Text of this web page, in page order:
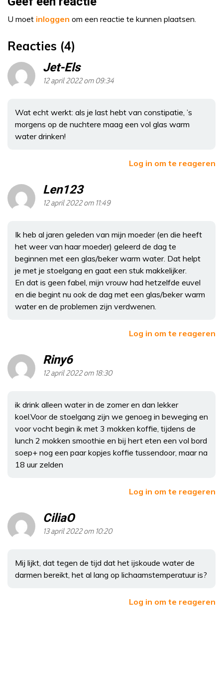
U moet inloggen om een reactie te kunnen plaatsen.
Reacties (4)
Jet-Els
12 april 2022 om 09:34
Wat echt werkt: als je last hebt van constipatie, ’s
morgens op de nuchtere maag een vol glas warm
water drinken!
Log in om te reageren
Len123
12 april 2022 om 11:49
Ik heb al jaren geleden van mijn moeder (en die heeft
het weer van haar moeder) geleerd de dag te
beginnen met een glas/beker warm water. Dat helpt
je met je stoelgang en gaat een stuk makkelijker.
En dat is geen fabel, mijn vrouw had hetzelfde euvel
en die begint nu ook de dag met een glas/beker warm
water en de problemen zijn verdwenen.
Log in om te reageren
Riny6
12 april 2022 om 18:30
ik drink alleen water in de zomer en dan lekker
koel.Voor de stoelgang zijn we genoeg in beweging en
voor vocht begin ik met 3 mokken koffie, tijdens de
lunch 2 mokken smoothie en bij hert eten een vol bord
soep+ nog een paar kopjes koffie tussendoor, maar na
18 uur zelden
Log in om te reageren
CiliaO
13 april 2022 om 10:20
Mij lijkt, dat tegen de tijd dat het ijskoude water de
darmen bereikt, het al lang op lichaamstemperatuur is?
Log in om te reageren